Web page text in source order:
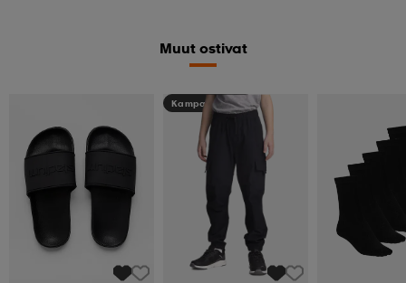
Muut ostivat
Kampanja -25%